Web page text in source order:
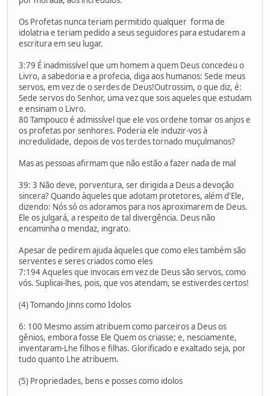
Os Profetas nunca teriam permitido qualquer forma de
idolatria e teriam pedido a seus seguidores para estudarem a
escritura em seu lugar.
3:79 É inadmissível que um homem a quem Deus concedeu o
Livro, a sabedoria e a profecia, diga aos humanos: Sede meus
servos, em vez de o serdes de Deus!Outrossim, o que diz, é:
Sede servos do Senhor, uma vez que sois aqueles que estudam
e ensinam o Livro.
80 Tampouco é admissível que ele vos ordene tomar os anjos e
os profetas por senhores. Poderia ele induzir-vos à
incredulidade, depois de vos terdes tornado muçulmanos?
Mas as pessoas afirmam que não estão a fazer nada de mal
39: 3 Não deve, porventura, ser dirigida a Deus a devoção
sincera? Quando àqueles que adotam protetores, além d'Ele,
dizendo: Nós só os adoramos para nos aproximarem de Deus.
Ele os julgará, a respeito de tal divergência. Deus não
encaminha o mendaz, ingrato.
Apesar de pedirem ajuda àqueles que como eles também são
serventes e seres criados como eles
7:194 Aqueles que invocais em vez de Deus são servos, como
vós. Suplicai-lhes, pois, que vos atendam, se estiverdes certos!
(4) Tomando Jinns como Idolos
6: 100 Mesmo assim atribuem como parceiros a Deus os
gênios, embora fosse Ele Quem os criasse; e, nesciamente,
inventaram-Lhe filhos e filhas. Glorificado e exaltado seja, por
tudo quanto Lhe atribuem.
(5) Propriedades, bens e posses como idolos